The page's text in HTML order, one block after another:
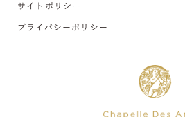
サイトポリシー
プライバシーポリシー